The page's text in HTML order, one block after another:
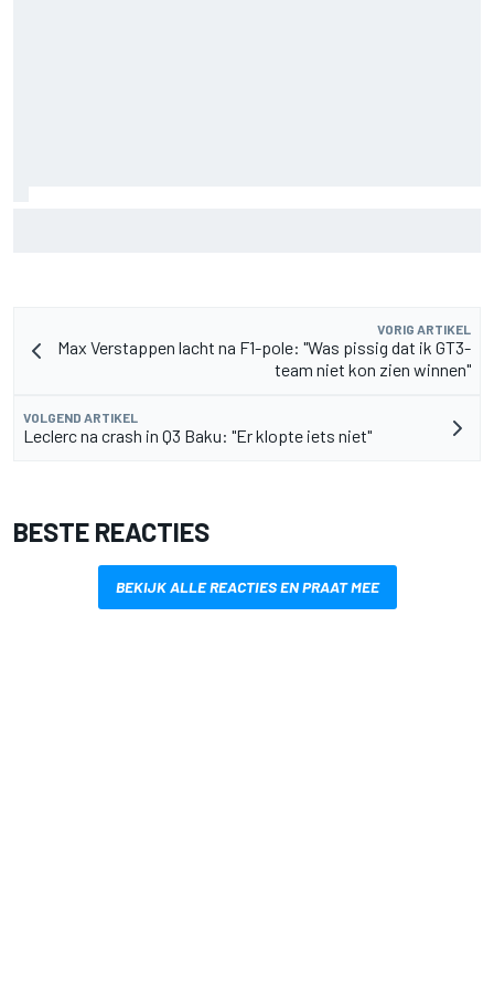
VORIG ARTIKEL
Max Verstappen lacht na F1-pole: "Was pissig dat ik GT3-
team niet kon zien winnen"
VOLGEND ARTIKEL
Leclerc na crash in Q3 Baku: "Er klopte iets niet"
BESTE REACTIES
BEKIJK ALLE REACTIES EN PRAAT MEE